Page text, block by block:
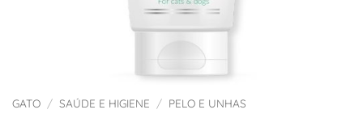
GATO / SAÚDE E HIGIENE / PELO E UNHAS